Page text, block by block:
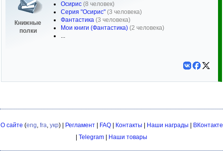
Книжные
полки
Осирис (8 человек)
Серия "Осирис" (3 человека)
Фантастика (3 человека)
Мои книги (Фантастика) (2 человека)
...
О сайте (eng, fra, укр) | Регламент| FAQ| Контакты Наши награды
ВКонтакте
Telegram Наши товары